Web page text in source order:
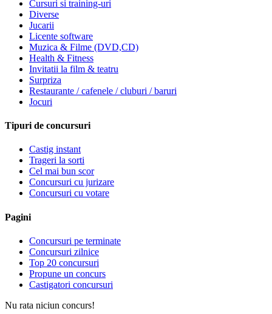
Cursuri si training-uri
Diverse
Jucarii
Licente software
Muzica & Filme (DVD,CD)
Health & Fitness
Invitatii la film & teatru
Surpriza
Restaurante / cafenele / cluburi / baruri
Jocuri
Tipuri de concursuri
Castig instant
Trageri la sorti
Cel mai bun scor
Concursuri cu jurizare
Concursuri cu votare
Pagini
Concursuri pe terminate
Concursuri zilnice
Top 20 concursuri
Propune un concurs
Castigatori concursuri
Nu rata niciun concurs!